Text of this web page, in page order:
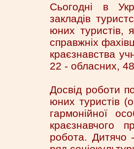
Сьогодні в
закладів
юних туристів,
справжніх
краєзнавства
22 - обласних,
Досвід роботи
юних туристів
гармонійної
краєзнавчого
робота. Дитячо